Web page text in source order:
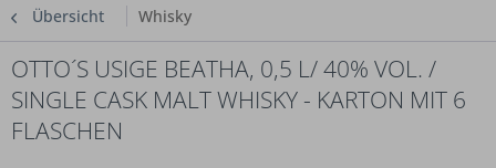
Übersicht Whisky
OTTO´S USIGE BEATHA, 0,5 L/ 40% VOL. /
SINGLE CASK MALT WHISKY - KARTON MIT 6
FLASCHEN